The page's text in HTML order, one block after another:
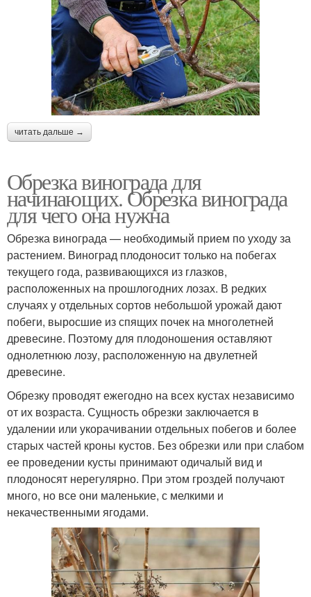
читать дальше →
Обрезка винограда для
начинающих. Обрезка винограда
для чего она нужна
Обрезка винограда — необходимый прием по уходу за
растением. Виноград плодоносит только на побегах
текущего года, развивающихся из глазков,
расположенных на прошлогодних лозах. В редких
случаях у отдельных сортов небольшой урожай дают
побеги, выросшие из спящих почек на многолетней
древесине. Поэтому для плодоношения оставляют
однолетнюю лозу, расположенную на двулетней
древесине.
Обрезку проводят ежегодно на всех кустах независимо
от их возраста. Сущность обрезки заключается в
удалении или укорачивании отдельных побегов и более
старых частей кроны кустов. Без обрезки или при слабом
ее проведении кусты принимают одичалый вид и
плодоносят нерегулярно. При этом гроздей получают
много, но все они маленькие, с мелкими и
некачественными ягодами.